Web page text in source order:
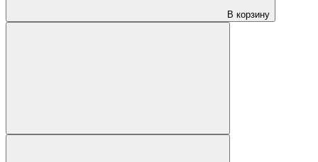
В корзину